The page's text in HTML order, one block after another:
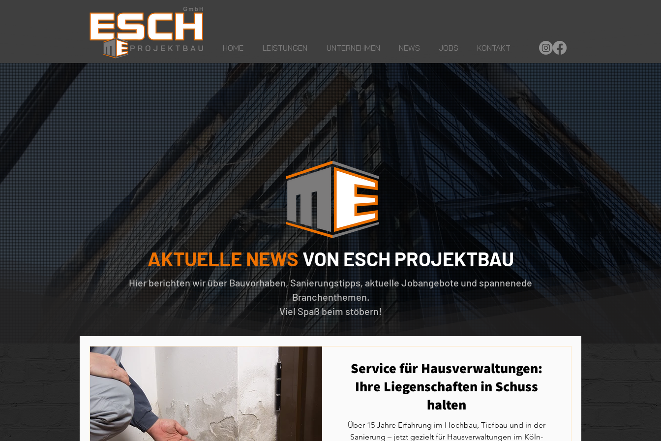
HOME LEISTUNGEN UNTERNEHMEN NEWS JOBS KONTAKT
AKTUELLE NEWSVON ESCH PROJEKTBAU
Hier berichten wir über Bauvorhaben, Sanierungstipps, aktuelle Jobangebote und spannenede
Branchenthemen.
Viel Spaß beim stöbern!
Service für Hausverwaltungen:
Ihre Liegenschaften in Schuss
halten
Über 15 Jahre Erfahrung im Hochbau, Tiefbau und in der
Sanierung – jetzt gezielt für Hausverwaltungen im Köln-